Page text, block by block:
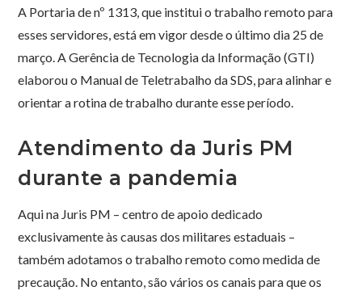
A Portaria de nº 1313, que institui o trabalho remoto para
esses servidores, está em vigor desde o último dia 25 de
março. A Gerência de Tecnologia da Informação (GTI)
elaborou o Manual de Teletrabalho da SDS, para alinhar e
orientar a rotina de trabalho durante esse período.
Atendimento da Juris PM
durante a pandemia
Aqui na Juris PM – centro de apoio dedicado
exclusivamente às causas dos militares estaduais –
também adotamos o trabalho remoto como medida de
precaução. No entanto, são vários os canais para que os